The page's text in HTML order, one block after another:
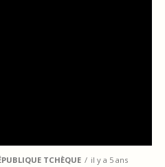
TCHÈQUE il y a 5 ans